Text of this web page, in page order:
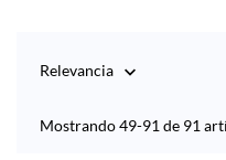
Relevancia 
Mostrando 49-91 de 91